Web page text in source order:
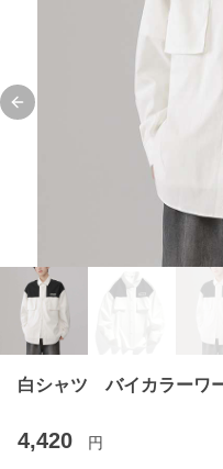
Previous slide
白シャツ バイカラーワ
4,420 円